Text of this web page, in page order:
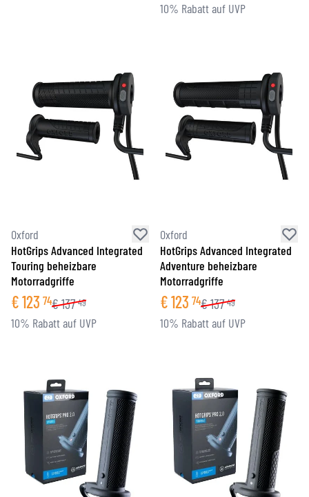
10% Rabatt auf UVP
Oxford
HotGrips Advanced Integrated
Touring beheizbare
Motorradgriffe
€123 74€137 49
10% Rabatt auf UVP
Oxford
HotGrips Advanced Integrated
Adventure beheizbare
Motorradgriffe
€123 74€137 49
10% Rabatt auf UVP